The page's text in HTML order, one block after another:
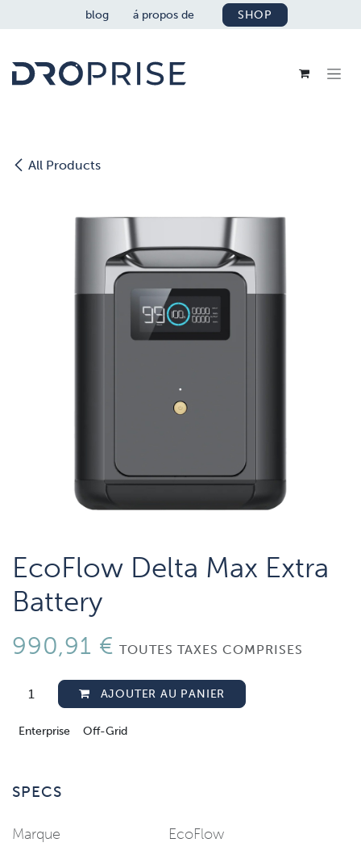
SE RENDRE AU CONTENU
blog á propos de SHOP
All Products
EcoFlow Delta Max Extra
Battery
990,91 € TOUTES TAXES COMPRISES
AJOUTER AU PANIER
Enterprise Off-Grid
SPECS
Marque EcoFlow